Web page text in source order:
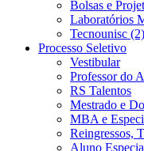
Bolsas e
Laboratórios
Tecnounisc (2)
Processo Seletivo
Vestibular
Professor do
RS Talentos
Mestrado e
MBA e
Reingressos,
Aluno